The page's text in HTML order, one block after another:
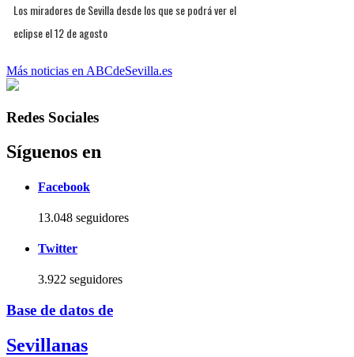
Los miradores de Sevilla desde los que se podrá ver el
eclipse el 12 de agosto
Más noticias en ABCdeSevilla.es
Redes Sociales
Síguenos en
Facebook
13.048 seguidores
Twitter
3.922 seguidores
Base de datos de
Sevillanas